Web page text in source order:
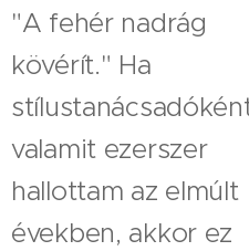
"A fehér nadrág
kövérít." Ha
valamit ezerszer
hallottam az elmúlt
években, akkor ez